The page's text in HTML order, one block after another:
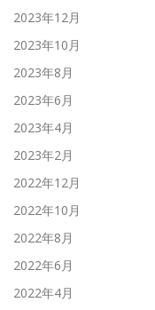
2023年12月
2023年10月
2023年8月
2023年6月
2023年4月
2023年2月
2022年12月
2022年10月
2022年8月
2022年6月
2022年4月